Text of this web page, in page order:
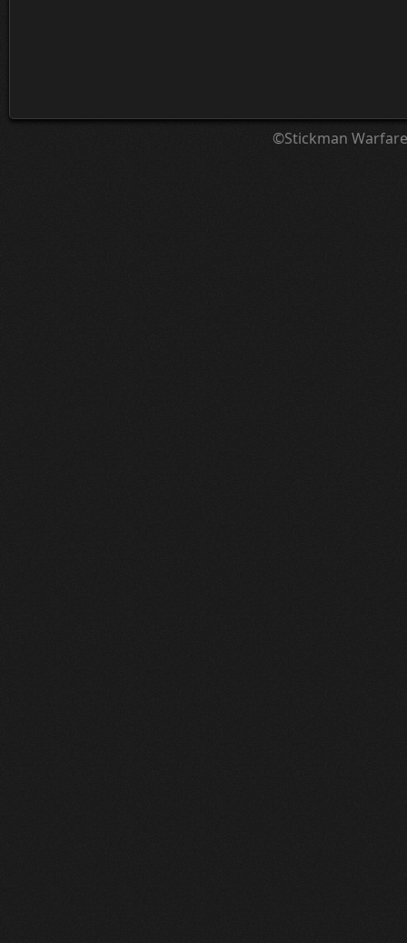
©Stickman Warfare